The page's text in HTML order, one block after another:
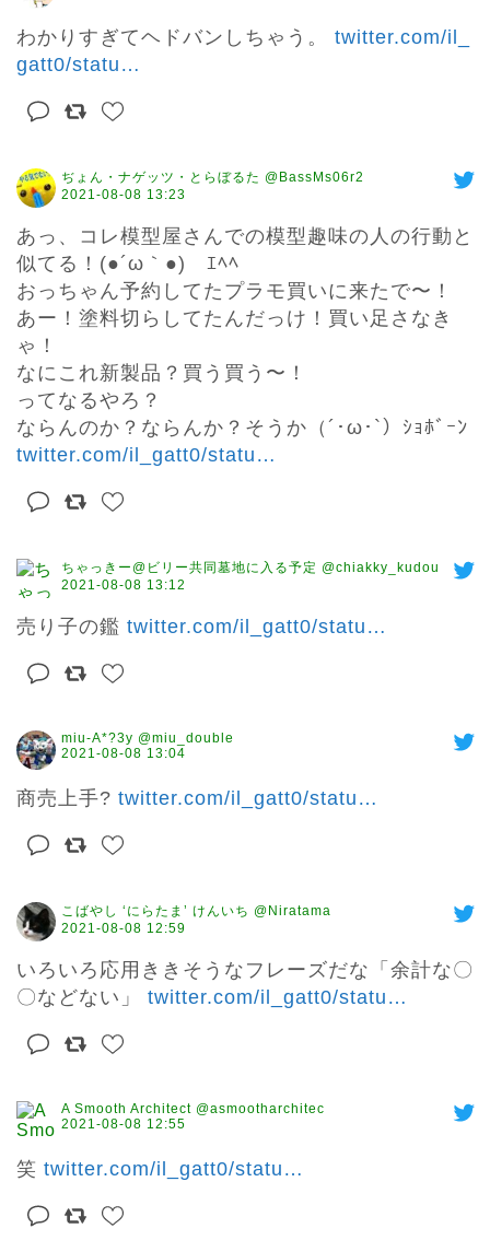
わかりすぎてヘドバンしちゃう。 twitter.com/il_
gatt0/statu …
ぢょん・ナゲッツ・とらぼるた @BassMs06r2
2021-08-08 13:23
あっ、コレ模型屋さんでの模型趣味の人の行動と
似てる！(●´ω｀●)ゞｴﾍﾍ
おっちゃん予約してたプラモ買いに来たで〜！
あー！塗料切らしてたんだっけ！買い足さなき
ゃ！
なにこれ新製品？買う買う〜！
ってなるやろ？
twitter.com/il_gatt0/statu …
ちゃっきー@ビリー共同墓地に入る予定 @chiakky_kudou
2021-08-08 13:12
売り子の鑑 twitter.com/il_gatt0/statu …
miu-A*?3y @miu_double
2021-08-08 13:04
商売上手? twitter.com/il_gatt0/statu …
こばやし ‘にらたま’ けんいち @Niratama
2021-08-08 12:59
いろいろ応用ききそうなフレーズだな「余計な〇
〇などない」 twitter.com/il_gatt0/statu …
A Smooth Architect @asmootharchitec
2021-08-08 12:55
笑 twitter.com/il_gatt0/statu …